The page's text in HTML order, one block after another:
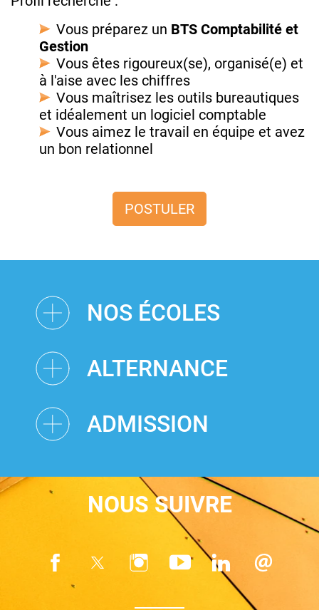
Vous préparez un BTS Comptabilité et
Gestion
Vous êtes rigoureux(se), organisé(e) et
à l'aise avec les chiffres
Vous maîtrisez les outils bureautiques
et idéalement un logiciel comptable
Vous aimez le travail en équipe et avez
un bon relationnel
POSTULER
NOS ÉCOLES
ALTERNANCE
ADMISSION
NOUS SUIVRE